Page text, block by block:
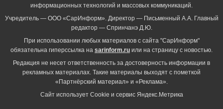
информационных технологий и массовых коммуникаций.
Учредитель — ООО «СарИнформ». Директор — Письменный А.А. Главный
редактор — Спринчанэ Д.Ю.
При использовании любых материалов с сайта "СарИнформ"
обязательна гиперссылка на sarinform.ru или на страницу с новостью.
Редакция не несет ответственность за достоверность информации в
рекламных материалах. Такие материалы выходят с пометкой
«Партнёрский материал» и «Реклама».
Сайт использует Cookie и сервиc Яндекс.Метрика